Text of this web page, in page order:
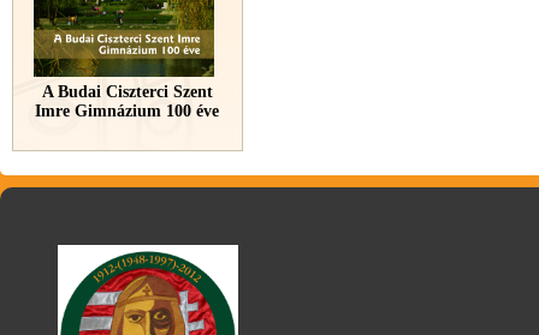
A Budai Ciszterci Szent
Imre Gimnázium 100 éve